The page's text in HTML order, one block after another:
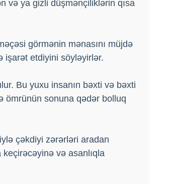
və ya gizli düşmənçiliklərin qısa
görmənin mənasını müjdə
işarət etdiyini söyləyirlər.
Bu yuxu insanın bəxti və bəxti
ömrünün sonuna qədər bolluq
çəkdiyi zərərləri aradan
keçirəcəyinə və asanlıqla